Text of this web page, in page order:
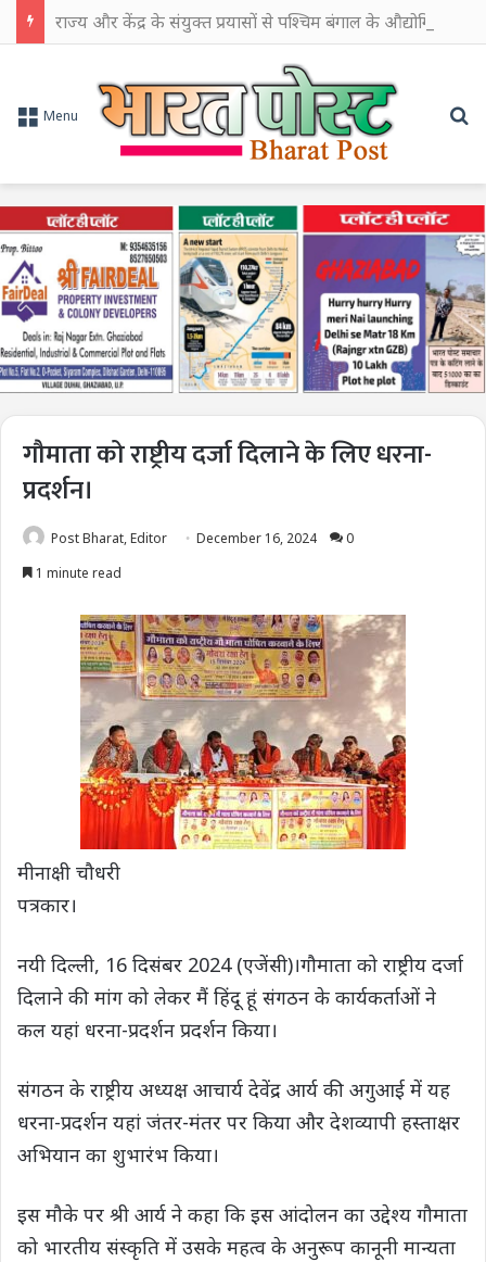
Menu
गौमाता को राष्ट्रीय दर्जा दिलाने के लिए धरना-
प्रदर्शन।
Post Bharat, Editor December 16, 2024
0
1 minute read
मीनाक्षी चौधरी
पत्रकार।
नयी दिल्ली, 16 दिसंबर 2024 (एजेंसी)।गौमाता को राष्ट्रीय दर्जा
दिलाने की मांग को लेकर मैं हिंदू हूं संगठन के कार्यकर्ताओं ने
कल यहां धरना-प्रदर्शन प्रदर्शन किया।
संगठन के राष्ट्रीय अध्यक्ष आचार्य देवेंद्र आर्य की अगुआई में यह
धरना-प्रदर्शन यहां जंतर-मंतर पर किया और देशव्यापी हस्ताक्षर
अभियान का शुभारंभ किया।
इस मौके पर श्री आर्य ने कहा कि इस आंदोलन का उद्देश्य गौमाता
को भारतीय संस्कृति में उसके महत्व के अनुरूप कानूनी मान्यता